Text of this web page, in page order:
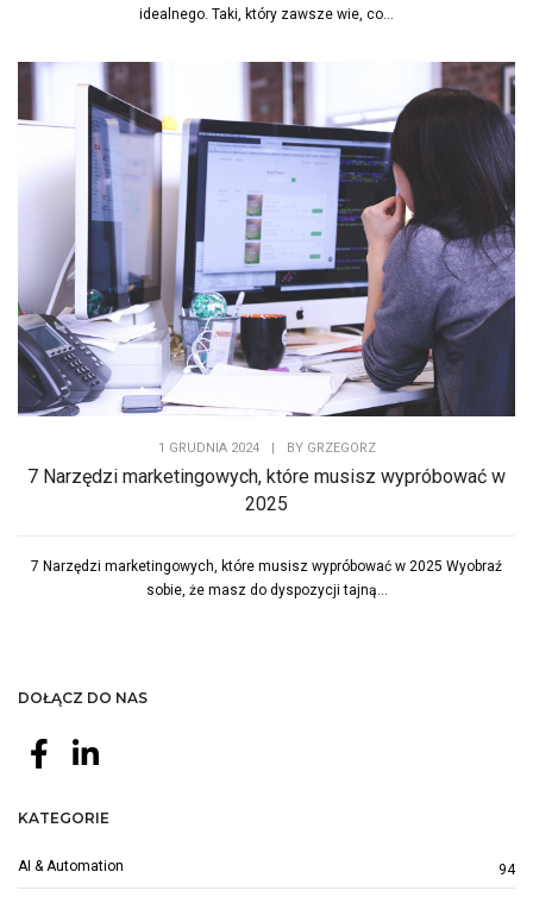
idealnego. Taki, który zawsze wie, co...
1 GRUDNIA 2024 BY GRZEGORZ
7 Narzędzi marketingowych, które musisz wypróbować w
2025
7 Narzędzi marketingowych, które musisz wypróbować w 2025 Wyobraź
sobie, że masz do dyspozycji tajną...
DOŁĄCZ DO NAS
KATEGORIE
AI & Automation 94